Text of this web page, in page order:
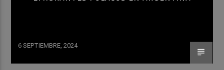
6 SEPTIEMBRE, 2024